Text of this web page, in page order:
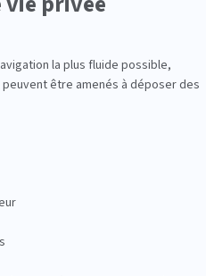
la plus fluide possible,
être amenés à déposer des